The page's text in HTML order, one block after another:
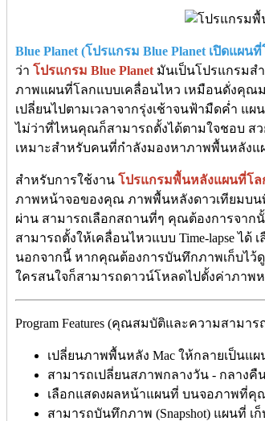
Blue Planet (โปรแกรม Blue Planet เปิดแผ
ว่า โปรแกรม Blue Planet มันเป็นโปรแกรมส
ภาพแผนที่โลกแบบเคลื่อนไหว เหมือนดั่งคุณม
เปลี่ยนไปตามเวลาจากรุ่งเช้าจนฟ้ามืดค่ำ แ
ไม่ว่าที่ไหนคุณก็สามารถตั้งได้ตามใจชอบ ส
เหมาะสำหรับคนที่กำลังมองหาภาพพื้นหลังแ
สำหรับการใช้งาน โปรแกรมพื้นหลังแผนที่โล
ภาพหน้าจอของคุณ ภาพพื้นหลังดาวเทียมบน
ผ่าน สามารถเลือกสถานที่ๆ คุณต้องการจา
สามารถตั้งให้เคลื่อนไหวแบบ Time-lapse ไ
นอกจากนี้ หากคุณต้องการบันทึกภาพเก็บไว้ดู
ใครสนใจก็สามารถดาวน์โหลดไปตั้งค่าภาพ
Program Features (คุณสมบัติและความสามาร
เปลี่ยนภาพพื้นหลัง Mac ให้กลายเป็นแผ
สามารถเปลี่ยนสภาพกลางวัน - กลางคื
เลือกแสดงผลหน้าแผนที่ บนจอภาพที่คุ
สามารถบันทึกภาพ (Snapshot) แผนที่ เ